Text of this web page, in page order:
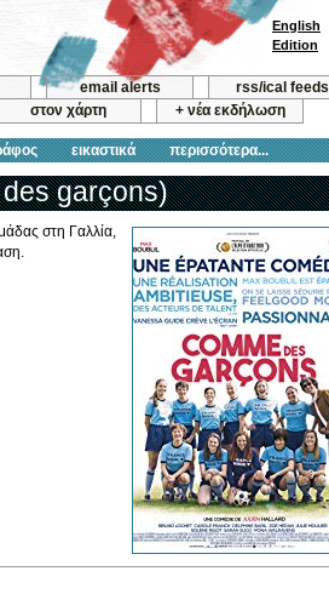
email alerts
rss/ical feeds
στον χάρτη + νέα εκδήλωση
εικαστικά περισσότερα...
English
Edition
garçons)
στη Γαλλία,